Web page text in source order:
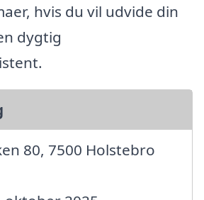
hvis du vil udvide din
dygtig
80, 7500 Holstebro